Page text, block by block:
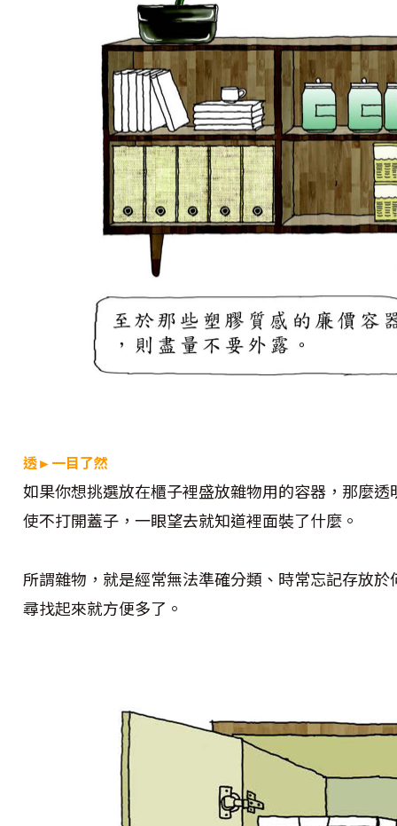
透►一目了然
如果你想挑選放在櫃子裡盛放雜物用的容器，那麼
使不打開蓋子，一眼望去就知道裡面裝了什麼。
所謂雜物，就是經常無法準確分類、時常忘記存放
尋找起來就方便多了。